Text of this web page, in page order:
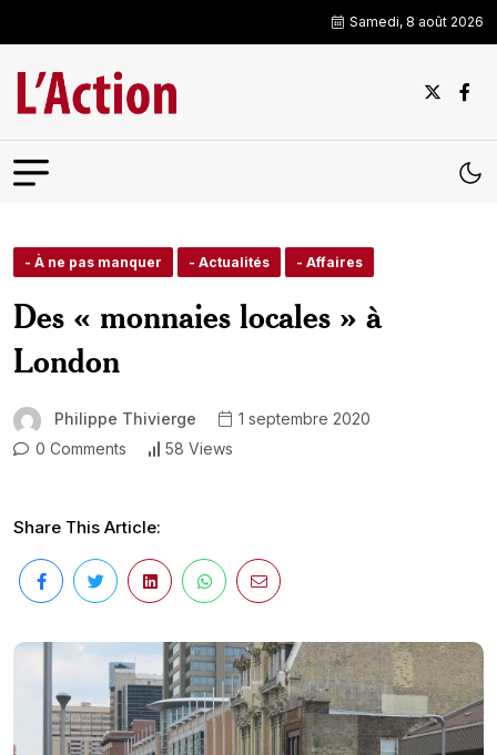
Samedi, 8 août 2026
- À ne pas manquer - Actualités - Affaires
Des « monnaies locales » à
London
Philippe Thivierge
1 septembre 2020
0 Comments
58 Views
Share This Article: